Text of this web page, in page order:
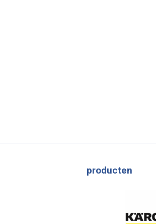
producten